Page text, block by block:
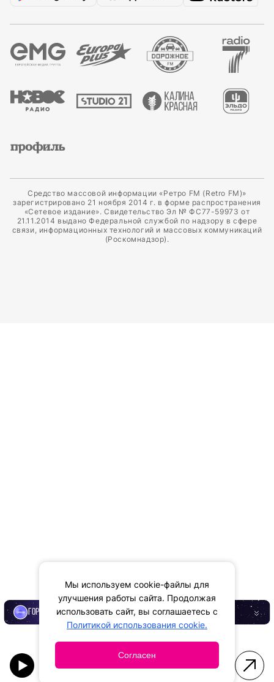
ГОРОСКОП
Средство массовой информации «Ретро FM (Retro FM)»
зарегистрировано 21 ноября 2014 г. в форме распространения
«Сетевое издание». Свидетельство Эл № ФС77-59973 от
21.11.2014 выдано Федеральной службой по надзору в сфере
связи, информационных технологий и массовых коммуникаций
(Роскомнадзор).
Мы используем cookie-файлы для
улучшения работы сайта. Продолжая
использовать сайт, вы соглашаетесь с
Политикой использования cookie.
Согласен